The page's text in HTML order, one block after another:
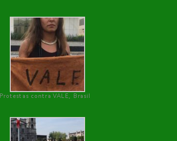
Protestas contra VALE, Brasil